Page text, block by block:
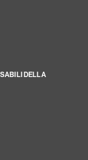
DELLA